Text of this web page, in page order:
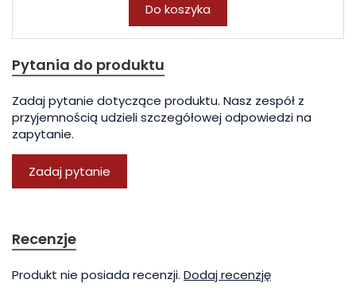
Do koszyka
Pytania do produktu
Zadaj pytanie dotyczące produktu. Nasz zespół z
przyjemnością udzieli szczegółowej odpowiedzi na
zapytanie.
Zadaj pytanie
Recenzje
Produkt nie posiada recenzji. Dodaj recenzję